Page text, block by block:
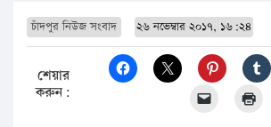
চাঁদপুর নিউজ সংবাদ ২৬ নভেম্বার ২০১৭, ১৬:২৪
শেয়ার
করুন: